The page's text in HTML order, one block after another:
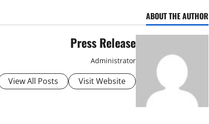
ABOUT THE AUTHOR
Press Release
Administrator
Visit Website
View All Posts